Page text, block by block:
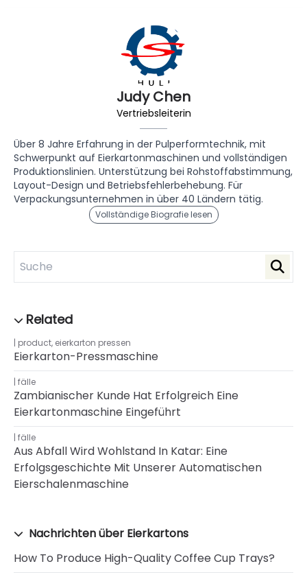
Judy Chen
Vertriebsleiterin
Über 8 Jahre Erfahrung in der Pulperformtechnik, mit
Schwerpunkt auf Eierkartonmaschinen und vollständigen
Produktionslinien. Unterstützung bei Rohstoffabstimmung,
Layout-Design und Betriebsfehlerbehebung. Für
Verpackungsunternehmen in über 40 Ländern tätig.
Vollständige Biografie lesen
product, eierkarton pressen
Eierkarton-Pressmaschine
fälle
Zambianischer Kunde Hat Erfolgreich Eine
Eierkartonmaschine Eingeführt
fälle
Aus Abfall Wird Wohlstand In Katar: Eine
Erfolgsgeschichte Mit Unserer Automatischen
Eierschalenmaschine
Nachrichten über Eierkartons
How To Produce High-Quality Coffee Cup Trays?